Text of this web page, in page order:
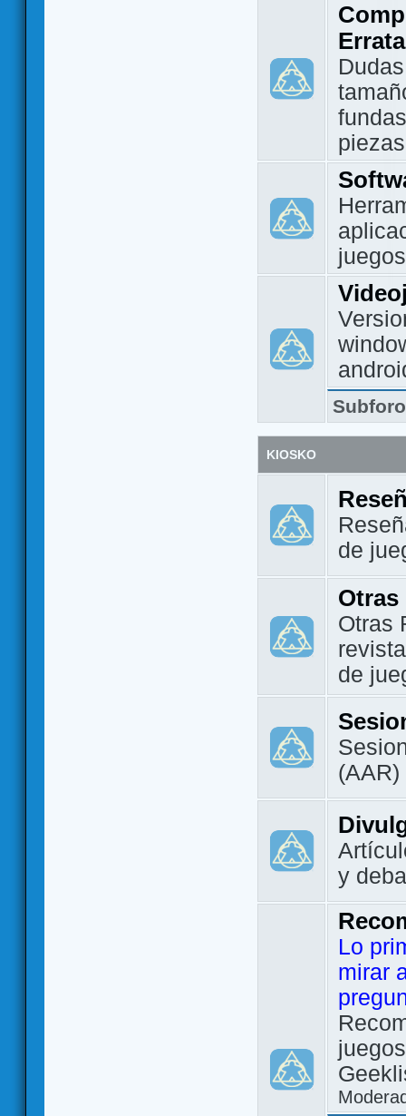
KIOSKO
de
Otras
Otras
de
(AAR)
y
Lo
mirar